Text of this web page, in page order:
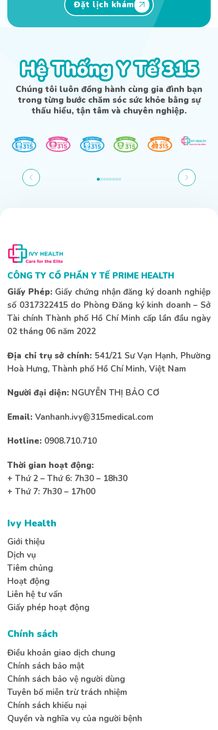
Đặt lịch khám
Hệ Thống Y Tế 315
Hệ Thống Y Tế 315
Chúng tôi luôn đồng hành cùng gia đình bạn
trong từng bước chăm sóc sức khỏe bằng sự
thấu hiểu, tận tâm và chuyên nghiệp.
CÔNG TY CỔ PHẦN Y TẾ PRIME HEALTH
Giấy Phép: Giấy chứng nhận đăng ký doanh nghiệp
số 0317322415 do Phòng Đăng ký kinh doanh – Sở
Tài chính Thành phố Hồ Chí Minh cấp lần đầu ngày
02 tháng 06 năm 2022
Địa chỉ trụ sở chính: 541/21 Sư Vạn Hạnh, Phường
Hoà Hưng, Thành phố Hồ Chí Minh, Việt Nam
Người đại diện: NGUYỄN THỊ BẢO CƠ
Email: Vanhanh.ivy@315medical.com
Hotline: 0908.710.710
Thời gian hoạt động:
+ Thứ 2 – Thứ 6: 7h30 – 18h30
+ Thứ 7: 7h30 – 17h00
Ivy Health
Giới thiệu
Dịch vụ
Tiêm chủng
Hoạt động
Liên hệ tư vấn
Giấy phép hoạt động
Chính sách
Điều khoản giao dịch chung
Chính sách bảo mật
Chính sách bảo vệ người dùng
Tuyên bố miễn trừ trách nhiệm
Chính sách khiếu nại
Quyền và nghĩa vụ của người bệnhLiên hệ
Liên hệ